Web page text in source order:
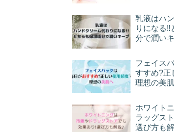
乳液はハ
りになる‼︎
分で潤い
フェイス
すすめ?正
理想の美
ホワイト
ラッグス
選び方も